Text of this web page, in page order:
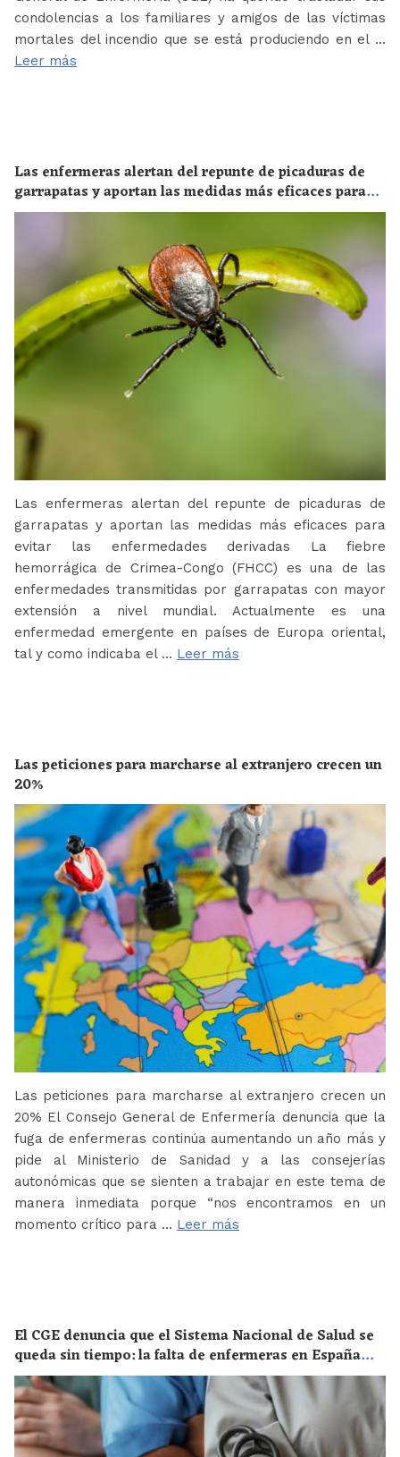
condolencias a los familiares y amigos de las víctimas
mortales del incendio que se está produciendo en el …
Leer más
Las enfermeras alertan del repunte de picaduras de
garrapatas y aportan las medidas más eficaces para
evitar las enfermedades derivadas
Las enfermeras alertan del repunte de picaduras de
garrapatas y aportan las medidas más eficaces para
evitar las enfermedades derivadas La fiebre
hemorrágica de Crimea-Congo (FHCC) es una de las
enfermedades transmitidas por garrapatas con mayor
extensión a nivel mundial. Actualmente es una
enfermedad emergente en países de Europa oriental,
tal y como indicaba el … Leer más
Las peticiones para marcharse al extranjero crecen un
20%
Las peticiones para marcharse al extranjero crecen un
20% El Consejo General de Enfermería denuncia que la
fuga de enfermeras continúa aumentando un año más y
pide al Ministerio de Sanidad y a las consejerías
autonómicas que se sienten a trabajar en este tema de
manera inmediata porque “nos encontramos en un
momento crítico para … Leer más
El CGE denuncia que el Sistema Nacional de Salud se
queda sin tiempo: la falta de enfermeras en España
supone un riesgo enorme para la salud de toda la
población